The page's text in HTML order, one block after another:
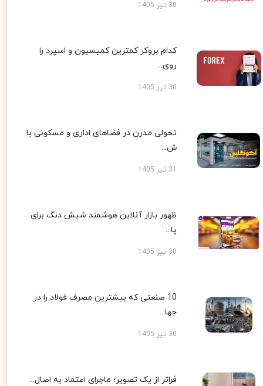
30 تیر 1405
کدام بروکر کمترین کمیسیون و اسپرد را
روی...
30 تیر 1405
تحولی مدرن در فضاهای اداری و مسکونی با
ش...
ظهور بازار آنلاین هوشمند شیش دنگ برای
پا...
30 تیر 1405
10 صنعتی که بیشترین مصرف فولاد را در
جها...
30 تیر 1405
فراتر از یک تصویر؛ ماجرای اعتماد به اصال...